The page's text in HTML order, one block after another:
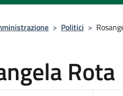
> Politici >
Rota